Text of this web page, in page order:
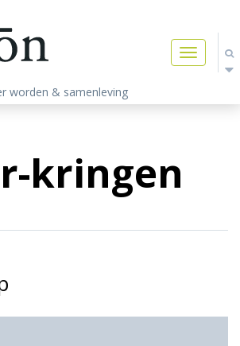
Toggle
navigation
worden & samenleving
kringen